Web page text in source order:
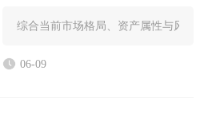
综合当前市场格局、资产属性与风险
06-09